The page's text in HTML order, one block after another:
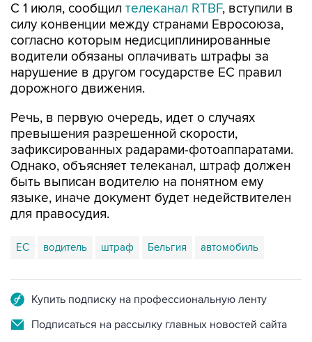
С 1 июля, сообщил телеканал RTBF, вступили в
силу конвенции между странами Евросоюза,
согласно которым недисциплинированные
водители обязаны оплачивать штрафы за
нарушение в другом государстве ЕС правил
дорожного движения.
Речь, в первую очередь, идет о случаях
превышения разрешенной скорости,
зафиксированных радарами-фотоаппаратами.
Однако, объясняет телеканал, штраф должен
быть выписан водителю на понятном ему
языке, иначе документ будет недействителен
для правосудия.
ЕС водитель штраф Бельгия автомобиль
Купить подписку на профессиональную ленту
Подписаться на рассылку главных новостей сайта